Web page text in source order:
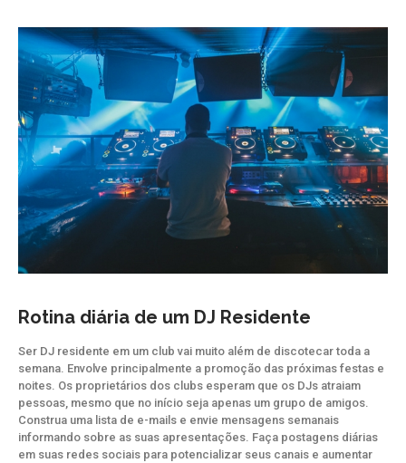
Rotina diária de um DJ Residente
Ser DJ residente em um club vai muito além de discotecar toda a
semana. Envolve principalmente a promoção das próximas festas e
noites. Os proprietários dos clubs esperam que os DJs atraiam
pessoas, mesmo que no início seja apenas um grupo de amigos.
Construa uma lista de e-mails e envie mensagens semanais
informando sobre as suas apresentações. Faça postagens diárias
em suas redes sociais para potencializar seus canais e aumentar